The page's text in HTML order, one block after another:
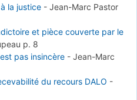
la justice - Jean-Marc Pastor
et pièce couverte par le
p. 8
pas insincère - Jean-Marc
du recours DALO -